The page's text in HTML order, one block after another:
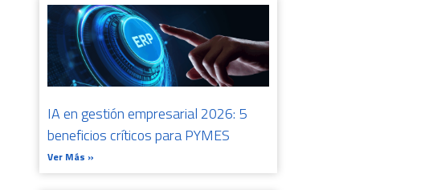
IA en gestión empresarial 2026: 5
beneficios críticos para PYMES
Ver Más »